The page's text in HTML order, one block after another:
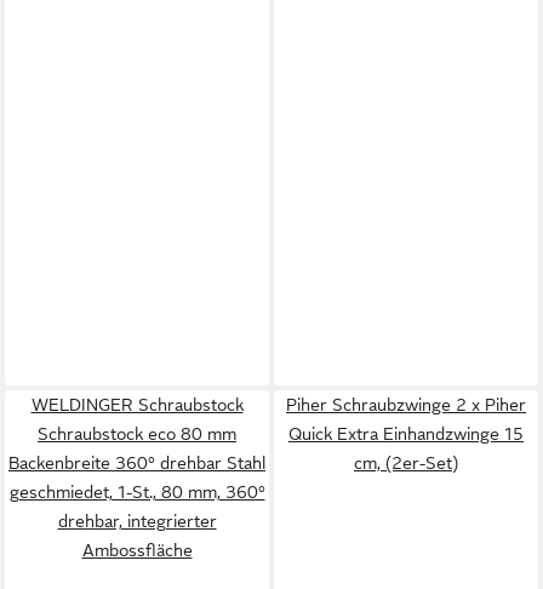
WELDINGER Schraubstock
Schraubstock eco 80 mm
Backenbreite 360° drehbar Stahl
geschmiedet, 1-St., 80 mm, 360°
drehbar, integrierter
Ambossfläche
Piher Schraubzwinge 2 x Piher
Quick Extra Einhandzwinge 15
cm, (2er-Set)